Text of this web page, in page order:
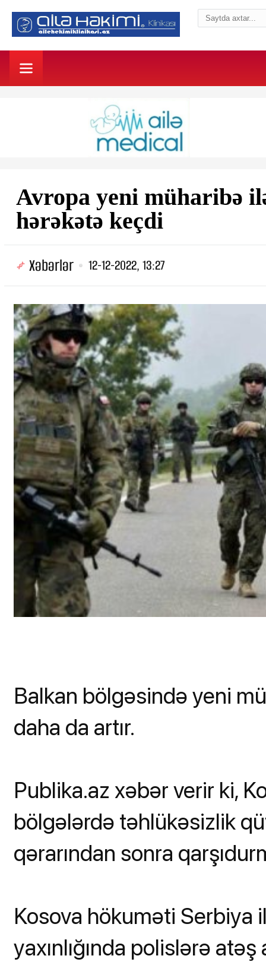
Avropa yeni müharibə
hərəkətə keçdi
Xəbərlər 12-12-2022, 13:27
Balkan bölgəsində yeni
daha da artır.
Publika.az xəbər verir ki,
bölgələrdə təhlükəsizlik
qərarından sonra
Kosova hökuməti Serbiya
yaxınlığında polislərə atəş